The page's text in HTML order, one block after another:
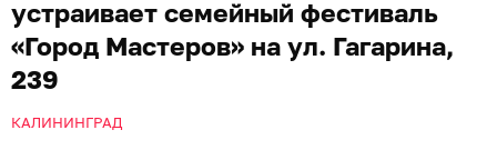
устраивает семейный фестиваль
«Город Мастеров» на ул. Гагарина,
239
КАЛИНИНГРАД